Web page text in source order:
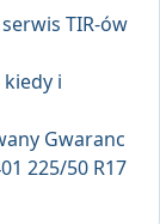
TIR-ów
i
Gwaranc
225/50 R17